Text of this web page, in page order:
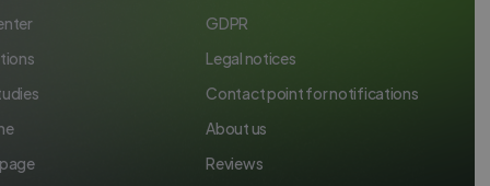
GDPR
Legal notices
Contact point for notifications
About us
Reviews